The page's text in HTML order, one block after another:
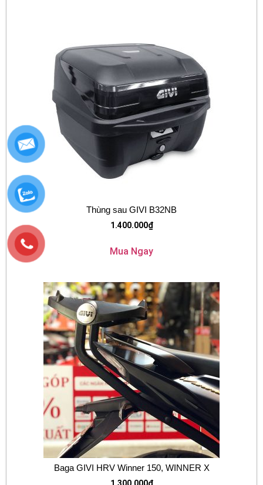
Thùng sau GIVI B32NB
1.400.000₫
Mua Ngay
Baga GIVI HRV Winner 150, WINNER X